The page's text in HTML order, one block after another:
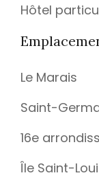
Hôtel
Le Marais
Saint-
16e
Île Saint-